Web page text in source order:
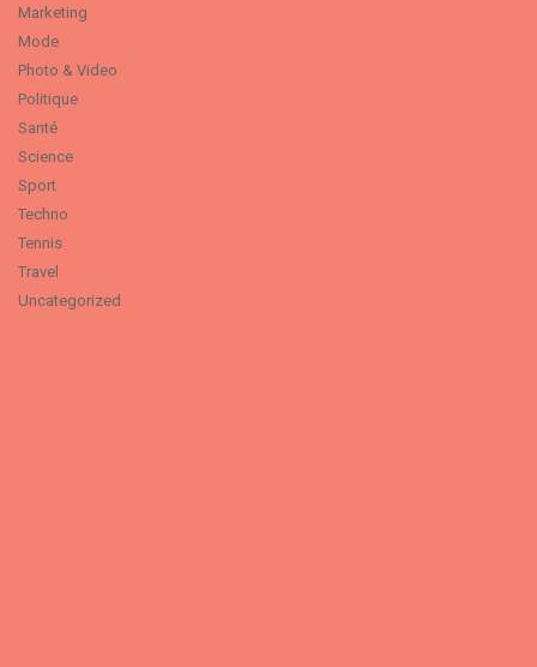
Marketing
Mode
Photo & Video
Politique
Santé
Science
Sport
Techno
Tennis
Travel
Uncategorized